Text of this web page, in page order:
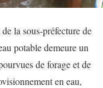
la sous-préfecture de
potable demeure un
de forage et de
en eau,